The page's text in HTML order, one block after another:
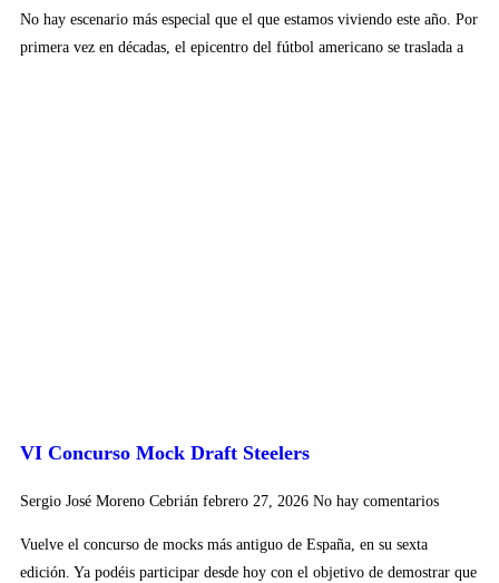
No hay escenario más especial que el que estamos viviendo este año. Por
primera vez en décadas, el epicentro del fútbol americano se traslada a
VI Concurso Mock Draft Steelers
Sergio José Moreno Cebrián febrero 27, 2026 No hay comentarios
Vuelve el concurso de mocks más antiguo de España, en su sexta
edición. Ya podéis participar desde hoy con el objetivo de demostrar que